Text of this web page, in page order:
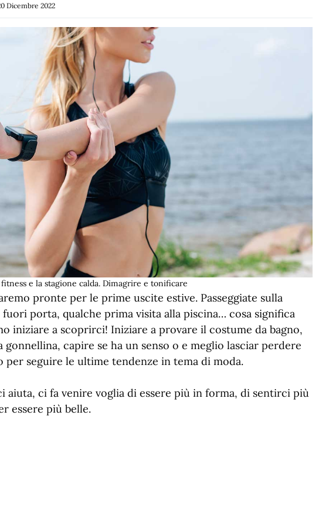
Dicembre 2022
e la stagione calda. Dimagrire e tonificare
pronte per le prime uscite estive. Passeggiate sulla
fuori porta, qualche prima visita alla piscina… cosa significa
iniziare a scoprirci! Iniziare a provare il costume da bagno,
gonnellina, capire se ha un senso o e meglio lasciar perdere
per seguire le ultime tendenze in tema di moda.
aiuta, ci fa venire voglia di essere più in forma, di sentirci più
essere più belle.